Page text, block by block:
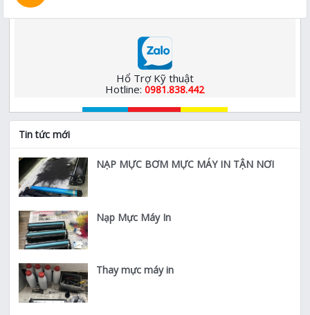
Hổ Trợ Kỹ thuật
Hotline:0981.838.442
Tin tức mới
NẠP MỰC BƠM MỰC MÁY IN TẬN NƠI
Nạp Mực Máy In
Thay mực máy in